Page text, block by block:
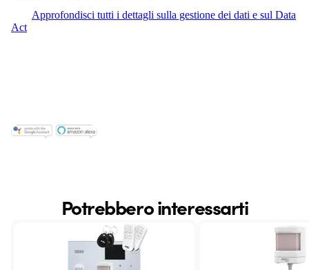
Approfondisci tutti i dettagli sulla gestione dei dati e sul Data
Act
Potrebbero interessarti